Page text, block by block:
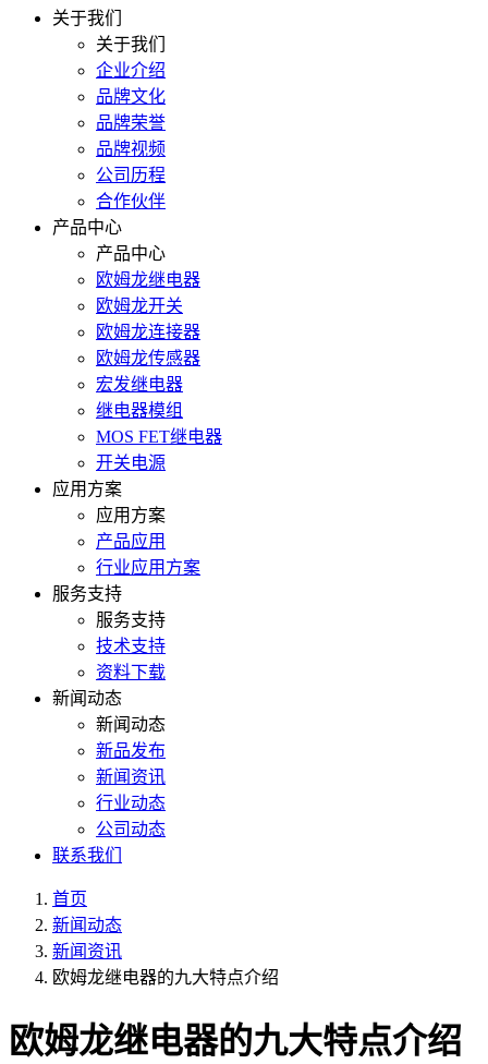
关于我们
关于我们
企业介绍
品牌文化
品牌荣誉
品牌视频
公司历程
合作伙伴
产品中心
产品中心
欧姆龙继电器
欧姆龙开关
欧姆龙连接器
欧姆龙传感器
宏发继电器
继电器模组
MOS FET继电器
开关电源
应用方案
应用方案
产品应用
行业应用方案
服务支持
服务支持
技术支持
资料下载
新闻动态
新闻动态
新品发布
新闻资讯
行业动态
公司动态
联系我们
首页
新闻动态
新闻资讯
欧姆龙继电器的九大特点介绍
欧姆龙继电器的九大特点介绍